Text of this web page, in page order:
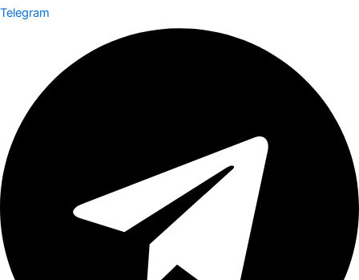
Telegram